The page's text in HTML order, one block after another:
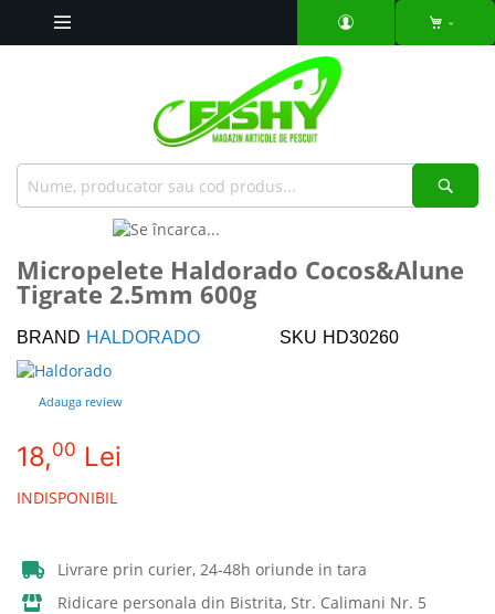
the
end
the
images
gallery
to
the
beginning
of
the
images
gallery
Micropelete Haldorado Cocos&Alune
Tigrate 2.5mm 600g
BRAND HALDORADO SKU HD30260
Adauga review
18,00 Lei
INDISPONIBIL
Livrare prin curier, 24-48h oriunde in tara
Ridicare personala din Bistrita, Str. Calimani Nr. 5